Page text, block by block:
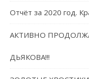
Отчёт за 2020 год.
АКТИВНО
ДЬЯКОВА!!!